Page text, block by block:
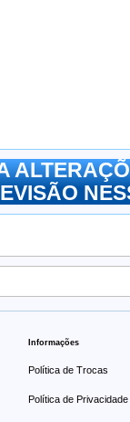
Informações
Política de Trocas
Política de Privacidade